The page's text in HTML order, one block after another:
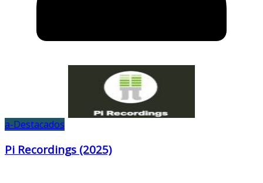
a-Destacados
Pi Recordings (2025)